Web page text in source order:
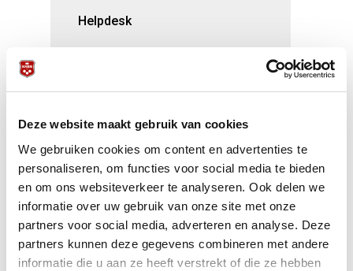
Deze website maakt gebruik van cookies
We gebruiken cookies om content en advertenties te
personaliseren, om functies voor social media te bieden
en om ons websiteverkeer te analyseren. Ook delen we
informatie over uw gebruik van onze site met onze
partners voor social media, adverteren en analyse. Deze
partners kunnen deze gegevens combineren met andere
informatie die u aan ze heeft verstrekt of die ze hebben
Helpdesk
Bijzondere leden
Over de KNBB
Lid worden /Contributie
Samenwerking Biljart Vakhandel
Aanvraag organisatie